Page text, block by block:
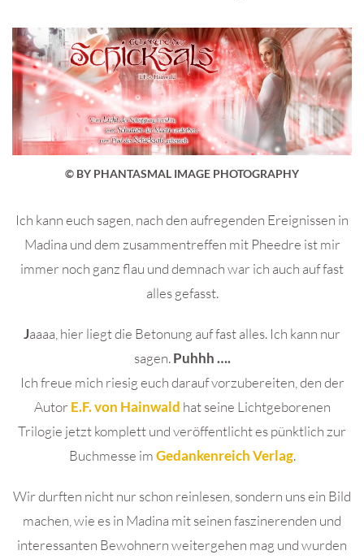
© BY PHANTASMAL IMAGE PHOTOGRAPHY
Ich kann euch sagen, nach den aufregenden Ereignissen in
Madina und dem zusammentreffen mit Pheedre ist mir
immer noch ganz flau und demnach war ich auch auf fast
alles gefasst.
Jaaaa, hier liegt die Betonung auf fast alles. Ich kann nur
sagen.Puhhh ….
Ich freue mich riesig euch darauf vorzubereiten, den der
Autor E.F. von Hainwald hat seine Lichtgeborenen
Trilogie jetzt komplett und veröffentlicht es pünktlich zur
Buchmesse imGedankenreich Verlag.
Wir durften nicht nur schon reinlesen, sondern uns ein Bild
machen, wie es in Madina mit seinen faszinerenden und
interessanten Bewohnern weitergehen mag und wurden